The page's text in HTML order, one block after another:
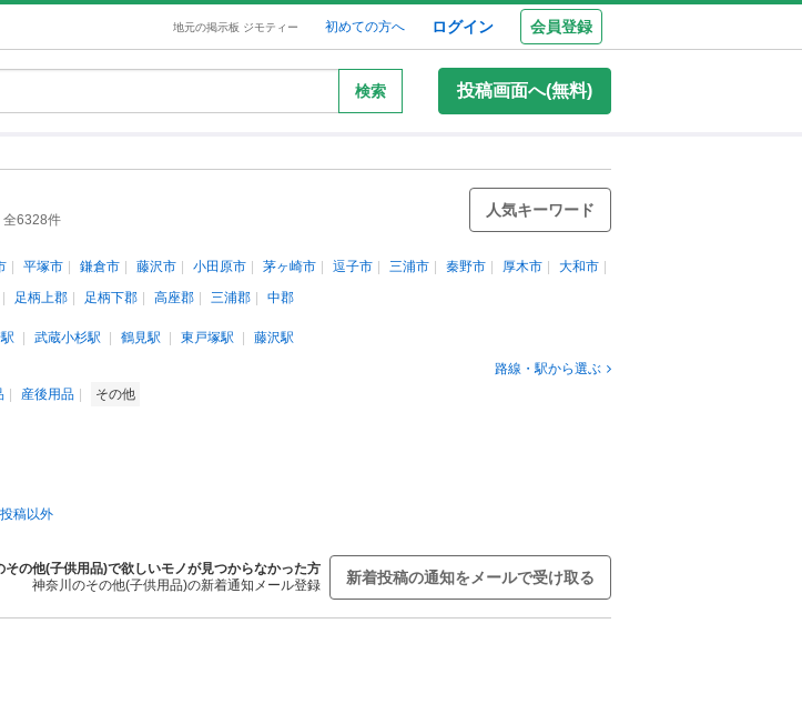
地元の掲示板 ジモティー 初めての方へ ログイン 会員登録
検索 投稿画面へ(無料)
全6328件
人気キーワード
平塚市 鎌倉市 藤沢市 小田原市 茅ヶ崎市 逗子市 三浦市 秦野市 厚木市
大和市
足柄上郡 足柄下郡 高座郡 三浦郡 中郡
武蔵小杉駅 鶴見駅 東戸塚駅
藤沢駅
路線・駅から選ぶ
産後用品 その他
稿以外
その他(子供用品)で欲しいモノが見つからなかった方
神奈川のその他(子供用品)の新着通知メール登録
新着投稿の通知をメールで受け取る